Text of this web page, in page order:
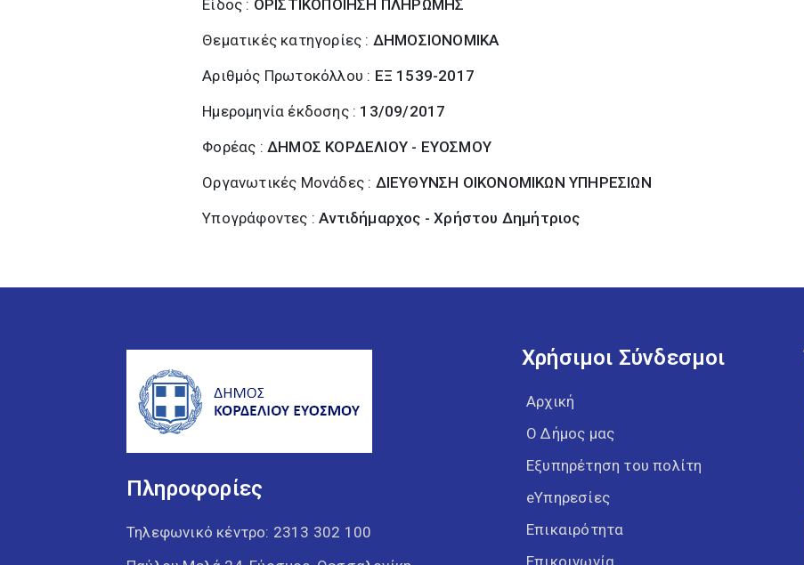
Είδος : ΟΡΙΣΤΙΚΟΠΟΙΗΣΗ ΠΛΗΡΩΜΗΣ
Θεματικές κατηγορίες : ΔΗΜΟΣΙΟΝΟΜΙΚΑ
Αριθμός Πρωτοκόλλου : ΕΞ 1539-2017
Ημερομηνία έκδοσης : 13/09/2017
Φορέας :ΔΗΜΟΣ ΚΟΡΔΕΛΙΟΥ - ΕΥΟΣΜΟΥ
Οργανωτικές Μονάδες : ΔΙΕΥΘΥΝΣΗ ΟΙΚΟΝΟΜΙΚΩΝ ΥΠΗΡΕΣΙΩΝ
Υπογράφοντες :Αντιδήμαρχος - Χρήστου Δημήτριος
Πληροφορίες
Τηλεφωνικό κέντρο: 2313 302 100
Χρήσιμοι Σύνδεσμοι
Αρχική
Ο Δήμος μας
Εξυπηρέτηση του πολίτη
eΥπηρεσίες
Επικαιρότητα
Επικοινωνία